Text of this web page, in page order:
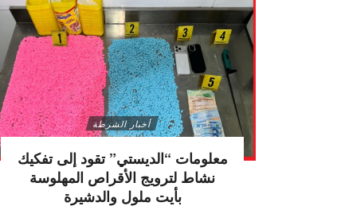
أخبار الشرطة
معلومات “الديستي” تقود إلى تفكيك
نشاط لترويج الأقراص المهلوسة
بأيت ملول والدشيرة